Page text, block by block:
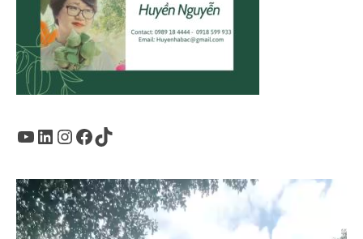
Youtube
LinkedIn
Instagram
Facebook
TikTok
Trình
chơi
Video